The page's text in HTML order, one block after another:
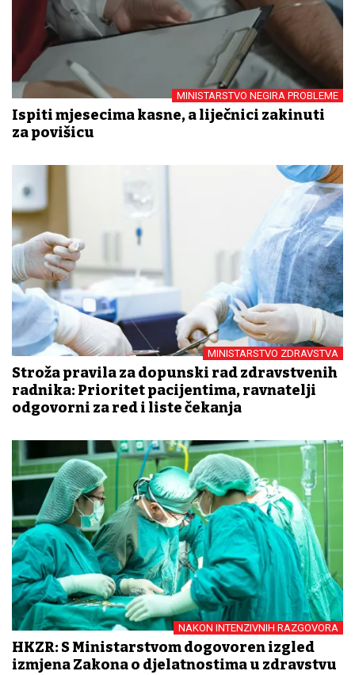
MINISTARSTVO NEGIRA PROBLEME
Ispiti mjesecima kasne, a liječnici zakinuti
za povišicu
MINISTARSTVO ZDRAVSTVA
Stroža pravila za dopunski rad zdravstvenih
radnika: Prioritet pacijentima, ravnatelji
odgovorni za red i liste čekanja
NAKON INTENZIVNIH RAZGOVORA
HKZR: S Ministarstvom dogovoren izgled
izmjena Zakona o djelatnostima u zdravstvu